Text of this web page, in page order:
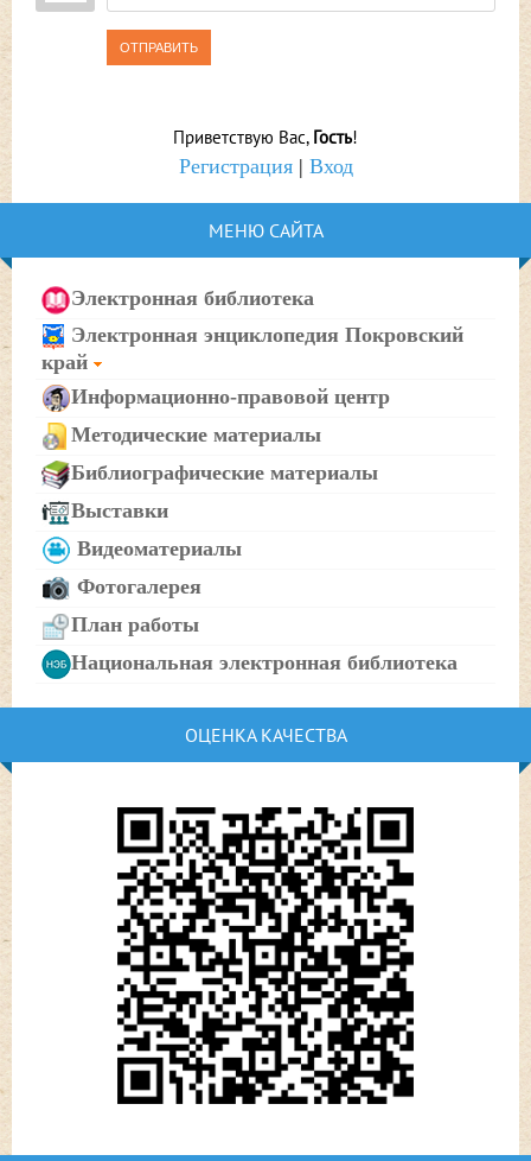
ОТПРАВИТЬ
Приветствую Вас, Гость!
Регистрация| Вход
МЕНЮ САЙТА
Электронная библиотека
Электронная энциклопедия Покровский
край
Информационно-правовой центр
Методические материалы
Библиографические материалы
Выставки
Видеоматериалы
Фотогалерея
План работы
Национальная электронная библиотека
ОЦЕНКА КАЧЕСТВА